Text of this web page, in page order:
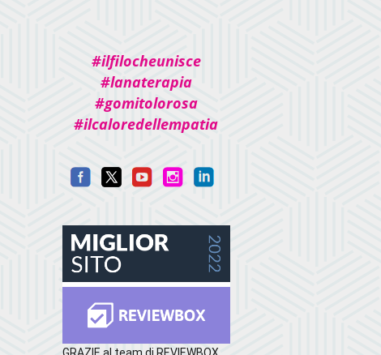
#ilfilocheunisce
#lanaterapia
#gomitolorosa
#ilcaloredellempatia